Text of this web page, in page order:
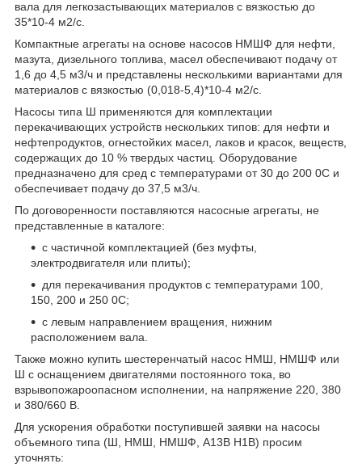
вала для легкозастывающих материалов с вязкостью до
35*10-4 м2/с.
Компактные агрегаты на основе насосов НМШФ для нефти,
мазута, дизельного топлива, масел обеспечивают подачу от
1,6 до 4,5 м3/ч и представлены несколькими вариантами для
материалов с вязкостью (0,018-5,4)*10-4 м2/с.
Насосы типа Ш применяются для комплектации
перекачивающих устройств нескольких типов: для нефти и
нефтепродуктов, огнестойких масел, лаков и красок, веществ,
содержащих до 10 % твердых частиц. Оборудование
предназначено для сред с температурами от 30 до 200 0С и
обеспечивает подачу до 37,5 м3/ч.
По договоренности поставляются насосные агрегаты, не
представленные в каталоге:
с частичной комплектацией (без муфты,
электродвигателя или плиты);
для перекачивания продуктов с температурами 100,
150, 200 и 250 0С;
с левым направлением вращения, нижним
расположением вала.
Также можно купить шестеренчатый насос НМШ, НМШФ или
Ш с оснащением двигателями постоянного тока, во
взрывопожароопасном исполнении, на напряжение 220, 380
и 380/660 В.
Для ускорения обработки поступившей заявки на насосы
объемного типа (Ш, НМШ, НМШФ, А13В Н1В) просим
уточнять: